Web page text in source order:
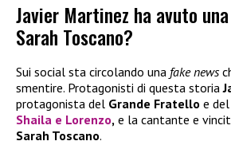
Javier Martinez ha avuto
Sarah Toscano?
Sui social sta circolando una fake news
smentire. Protagonisti di questa storia
protagonista del Grande Fratello e
Shaila e Lorenzo, e la cantante e
Sarah Toscano.